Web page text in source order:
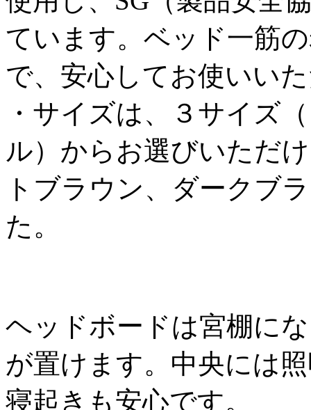
ています。ベッド一筋
で、安心してお使いい
・サイズは、３サイズ
ル）からお選びいただ
トブラウン、ダークブ
た。
ヘッドボードは宮棚に
が置けます。中央には
寝起きも安心です。